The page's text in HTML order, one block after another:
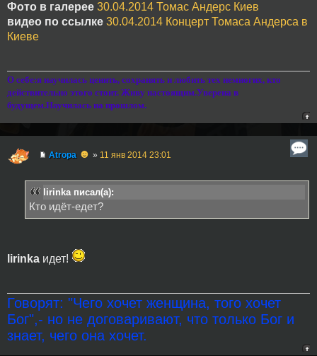
Фото в галерее 30.04.2014 Томас Андерс Киев
видео по ссылке 30.04.2014 Концерт Томаса Андерса в
Киеве
О себе:я научилась ценить, сохранять и любить тех немногих, кто
действительно этого стоит. Живу настоящим.Уверена в
будущем.Научилась на прошлом.
Atropa ☻ » 11 янв 2014 23:01
lirinka писал(а):
Кто идёт-едет?
lirinka идет!
Говорят: "Чего хочет женщина, того хочет
Бог",- но не договаривают, что только Бог и
знает, чего она хочет.